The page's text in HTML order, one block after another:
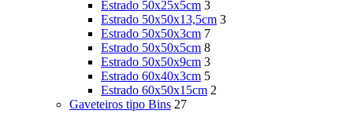
Estrado 50x25x5cm 3
Estrado 50x50x13,5cm 3
Estrado 50x50x3cm 7
Estrado 50x50x5cm 8
Estrado 50x50x9cm 3
Estrado 60x40x3cm 5
Estrado 60x50x15cm 2
Gaveteiros tipo Bins 27